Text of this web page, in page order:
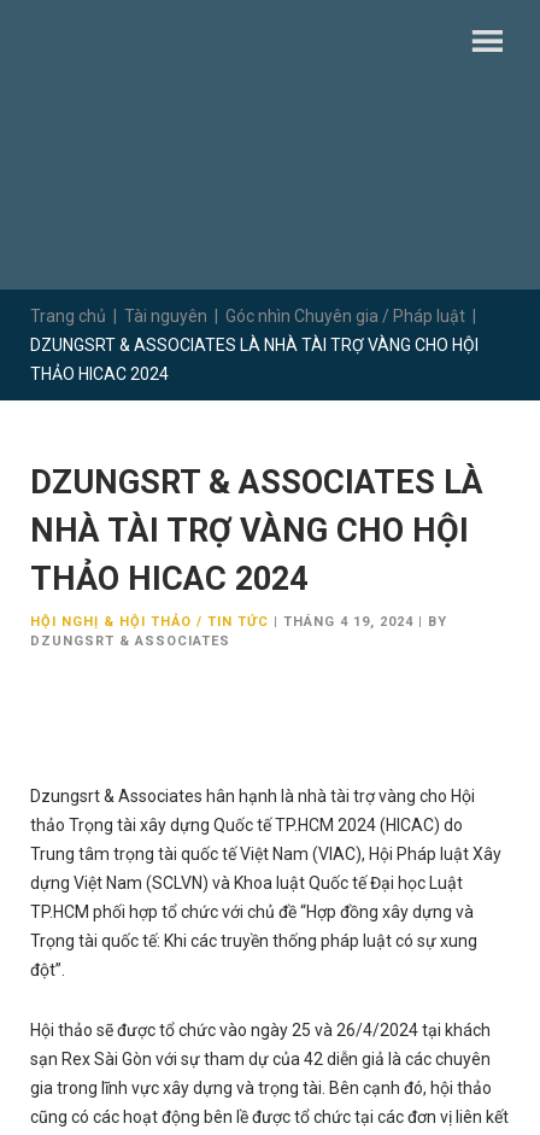
Trang chủ Tài nguyên Góc nhìn Chuyên gia / Pháp luật
DZUNGSRT & ASSOCIATES LÀ NHÀ TÀI TRỢ VÀNG CHO HỘI
THẢO HICAC 2024
DZUNGSRT & ASSOCIATES LÀ
NHÀ TÀI TRỢ VÀNG CHO HỘI
THẢO HICAC 2024
HỘI NGHỊ & HỘI THẢO / TIN TỨC | THÁNG 4 19, 2024 | BY
DZUNGSRT & ASSOCIATES
Dzungsrt & Associates hân hạnh là nhà tài trợ vàng cho Hội
thảo Trọng tài xây dựng Quốc tế TP.HCM 2024 (HICAC) do
Trung tâm trọng tài quốc tế Việt Nam (VIAC), Hội Pháp luật Xây
dựng Việt Nam (SCLVN) và Khoa luật Quốc tế Đại học Luật
TP.HCM phối hợp tổ chức với chủ đề “Hợp đồng xây dựng và
Trọng tài quốc tế: Khi các truyền thống pháp luật có sự xung
đột”.
Hội thảo sẽ được tổ chức vào ngày 25 và 26/4/2024 tại khách
sạn Rex Sài Gòn với sự tham dự của 42 diễn giả là các chuyên
gia trong lĩnh vực xây dựng và trọng tài. Bên cạnh đó, hội thảo
cũng có các hoạt động bên lề được tổ chức tại các đơn vị liên kết